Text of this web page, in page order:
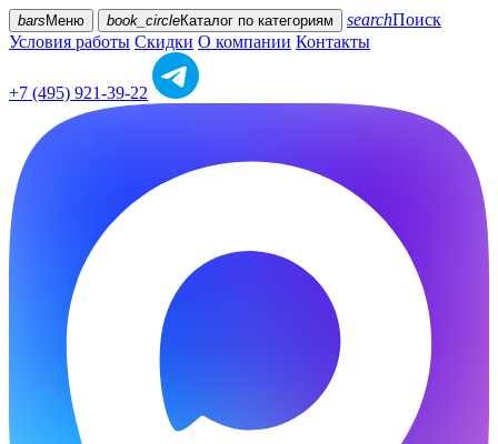
bars Меню book_circleКаталог по категориям searchПоиск
Условия работы Скидки О компании Контакты
+7 (495) 921-39-22